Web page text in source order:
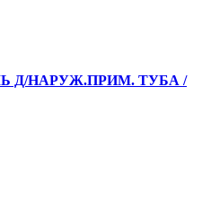
Д/НАРУЖ.ПРИМ. ТУБА /